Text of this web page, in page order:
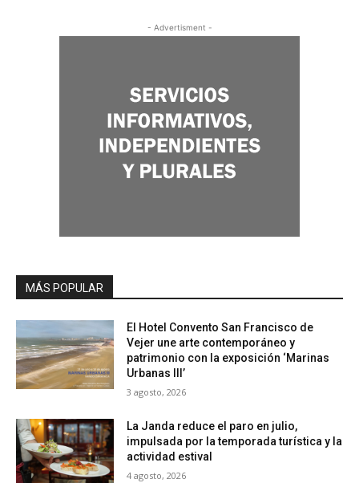
- Advertisment -
MÁS POPULAR
El Hotel Convento San Francisco de
Vejer une arte contemporáneo y
patrimonio con la exposición ‘Marinas
Urbanas III’
3 agosto, 2026
La Janda reduce el paro en julio,
impulsada por la temporada turística y la
actividad estival
4 agosto, 2026